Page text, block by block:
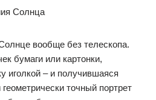
вообще без телескопа.
бумаги или картонки,
иголкой – и получившаяся
точный портрет